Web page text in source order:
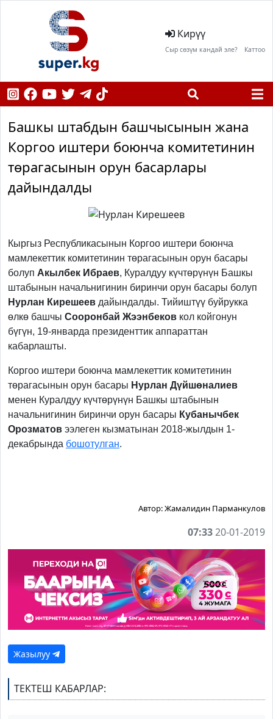
Кирүү
Сыр сөзүм кандай эле? Каттоо
Башкы штабдын башчысынын жана
Коргоо иштери боюнча комитетинин
төрагасынын орун басарлары
дайындалды
Кыргыз Республикасынын Коргоо иштери боюнча
мамлекеттик комитетинин төрагасынын орун басары
болуп Акылбек Ибраев, Куралдуу күчтөрүнүн Башкы
штабынын начальнигинин биринчи орун басары болуп
Нурлан Кирешеев дайындалды. Тийиштүү буйрукка
өлкө башчы Сооронбай Жээнбеков кол койгонун
бүгүн, 19-январда президенттик аппараттан
кабарлашты.
Коргоо иштери боюнча мамлекеттик комитетинин
төрагасынын орун басары Нурлан Дүйшөналиев
менен Куралдуу күчтөрүнүн Башкы штабынын
начальнигинин биринчи орун басары Кубанычбек
Орозматов ээлеген кызматынан 2018-жылдын 1-
декабрында бошотулган.
Автор:Жамалидин Парманкулов
07:3320-01-2019
Жазылуу
ТЕКТЕШ КАБАРЛАР: